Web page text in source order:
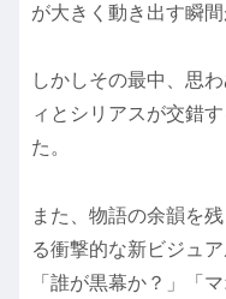
が大きく動き出す瞬間
しかしその最中、思
ィとシリアスが交錯
た。
また、物語の余韻を
る衝撃的な新ビジュ
「誰が黒幕か？」「